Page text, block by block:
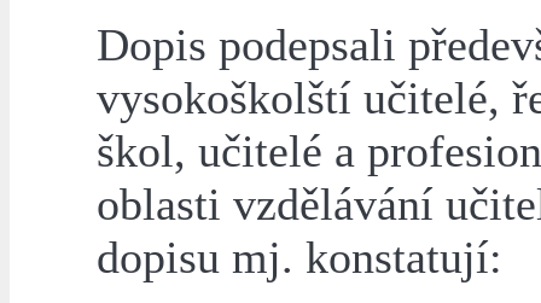
Dopis podepsali
vysokoškolští učitelé,
škol, učitelé a
oblasti vzdělávání
dopisu mj. konstatují: